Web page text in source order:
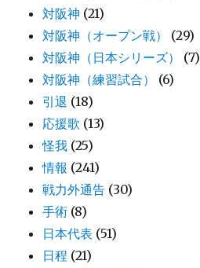
対阪神 (21)
対阪神（オープン戦）
(29)
対阪神（日本シリーズ）
(7)
対阪神（練習試合）
(6)
引退 (18)
応援歌 (13)
怪我 (25)
情報 (241)
戦力外通告 (30)
手術 (8)
日本代表 (51)
日程 (21)